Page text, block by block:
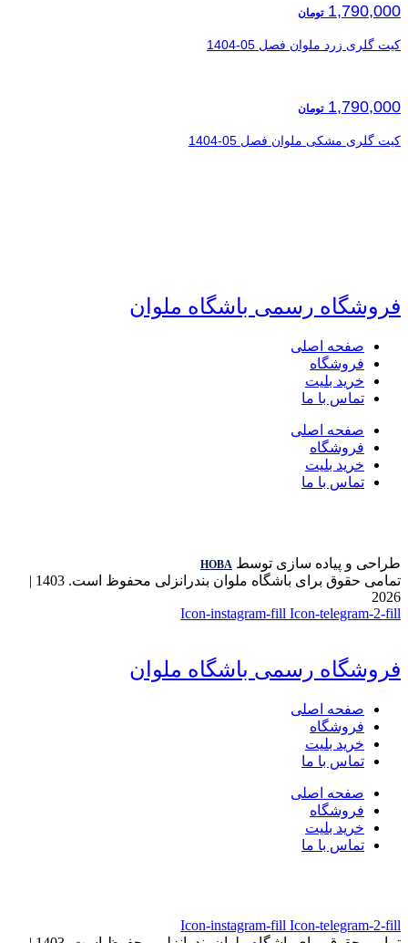
1,790,000 تومان
کیت گلری زرد ملوان فصل 05-1404
1,790,000 تومان
کیت گلری مشکی ملوان فصل 05-1404
فروشگاه رسمی باشگاه ملوان
صفحه اصلی
فروشگاه
خرید بلیت
تماس با ما
صفحه اصلی
فروشگاه
خرید بلیت
تماس با ما
طراحی و پیاده سازی توسط HOBA
تمامی حقوق برای باشگاه ملوان بندرانزلی محفوظ است. 1403 |
2026
Icon-instagram-fill Icon-telegram-2-fill
فروشگاه رسمی باشگاه ملوان
صفحه اصلی
فروشگاه
خرید بلیت
تماس با ما
صفحه اصلی
فروشگاه
خرید بلیت
تماس با ما
Icon-instagram-fill Icon-telegram-2-fill